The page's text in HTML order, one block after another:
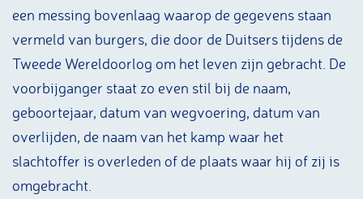
een messing bovenlaag waarop de gegevens staan
vermeld van burgers, die door de Duitsers tijdens de
Tweede Wereldoorlog om het leven zijn gebracht. De
voorbijganger staat zo even stil bij de naam,
geboortejaar, datum van wegvoering, datum van
overlijden, de naam van het kamp waar het
slachtoffer is overleden of de plaats waar hij of zij is
omgebracht.